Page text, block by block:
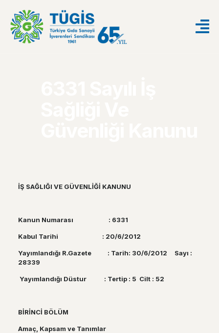
İŞ SAĞLIĞI VE GÜVENLİĞİ KANUNU
Kanun Numarası : 6331
Kabul Tarihi : 20/6/2012
Yayımlandığı R.Gazete : Tarih: 30/6/2012 Sayı :
28339
Yayımlandığı Düstur : Tertip : 5 Cilt : 52
BİRİNCİ BÖLÜM
Amaç, Kapsam ve Tanımlar